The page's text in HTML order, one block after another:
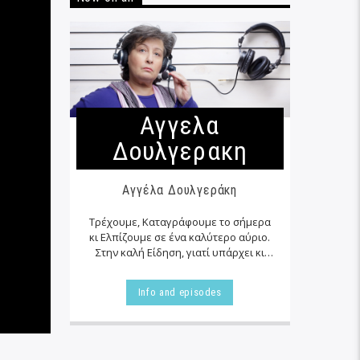
Αγγελα
Δουλγερακη
Αγγέλα Δουλγεράκη
Τρέχουμε, Καταγράφουμε το σήμερα
κι Ελπίζουμε σε ένα καλύτερο αύριο.
Στην καλή Είδηση, γιατί υπάρχει κι
καθημερινότητας μας, τις
περισσότερες φορές…
Info and episodes